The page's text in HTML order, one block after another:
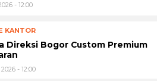
- 12:00
KANTOR
Direksi Bogor Custom Premium
- 12:00